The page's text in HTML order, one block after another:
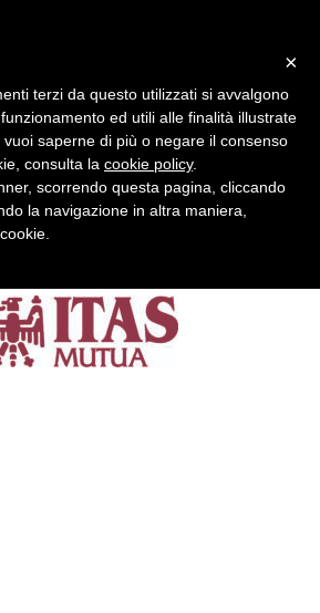
Home
Forum 2023
Chi siamo
×
terzi da questo utilizzati si avvalgono
ed utili alle finalità illustrate
vuoi saperne di più o negare il consenso
consulta la cookie policy.
scorrendo questa pagina, cliccando
la navigazione in altra maniera,